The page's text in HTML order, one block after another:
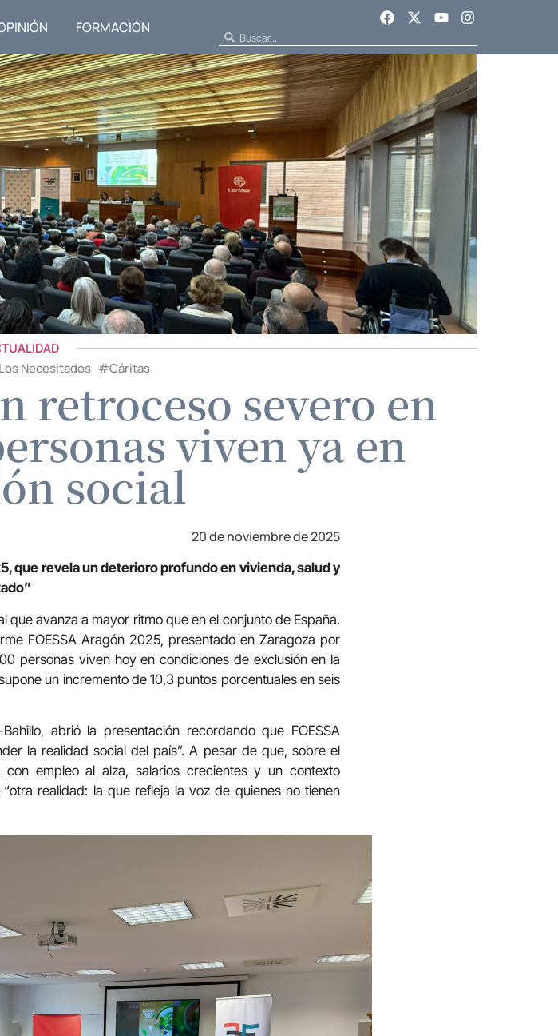
FORMACIÓN
Necesitados#Cáritas
retroceso severo en
viven ya en
social
20 de noviembre de 2025
que revela un deterioro profundo en vivienda, salud y
que avanza a mayor ritmo que en el conjunto de España.
FOESSA Aragón 2025, presentado en Zaragoza por
personas viven hoy en condiciones de exclusión en la
un incremento de 10,3 puntos porcentuales en seis
abrió la presentación recordando que FOESSA
la realidad social del país”. A pesar de que, sobre el
empleo al alza, salarios crecientes y un contexto
realidad: la que refleja la voz de quienes no tienen